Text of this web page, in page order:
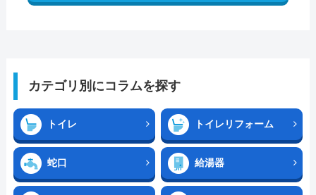
カテゴリ別にコラムを探す
トイレ トイレリフォーム
蛇口 給湯器